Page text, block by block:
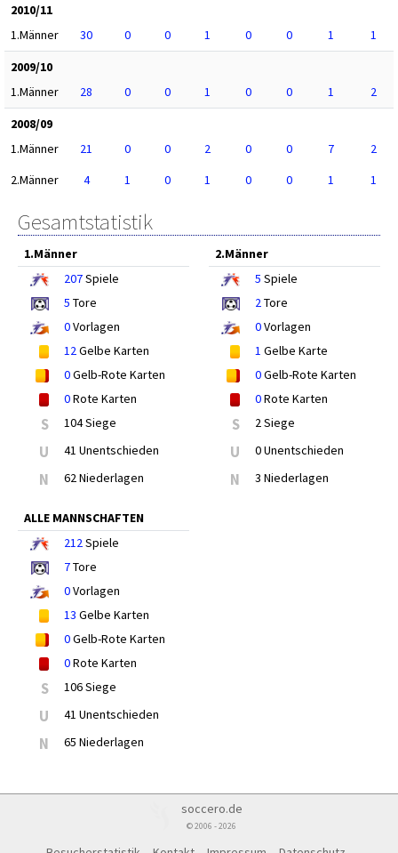
2010/11
1.Männer
30 0 0 1 0 0 1
1
2009/10
1.Männer
28 0 0 1 0 0 1
2
2008/09
1.Männer
21 0 0 2 0 0 7
2
2.Männer
4 1 0 1 0 0 1 1
Gesamtstatistik
1.Männer
207Spiele
5 Tore
0Vorlagen
12 Gelbe Karten
0Gelb-Rote Karten
0Rote Karten
S 104 Siege
U 41 Unentschieden
N 62 Niederlagen
2.Männer
5 Spiele
2 Tore
0Vorlagen
1 Gelbe Karte
0Gelb-Rote Karten
0Rote Karten
S 2 Siege
U 0 Unentschieden
N 3 Niederlagen
ALLE MANNSCHAFTEN
212 Spiele
7Tore
0Vorlagen
13 Gelbe Karten
0Gelb-Rote Karten
0Rote Karten
S 106 Siege
U 41 Unentschieden
N 65 Niederlagen
soccero.de
© 2006 - 2026